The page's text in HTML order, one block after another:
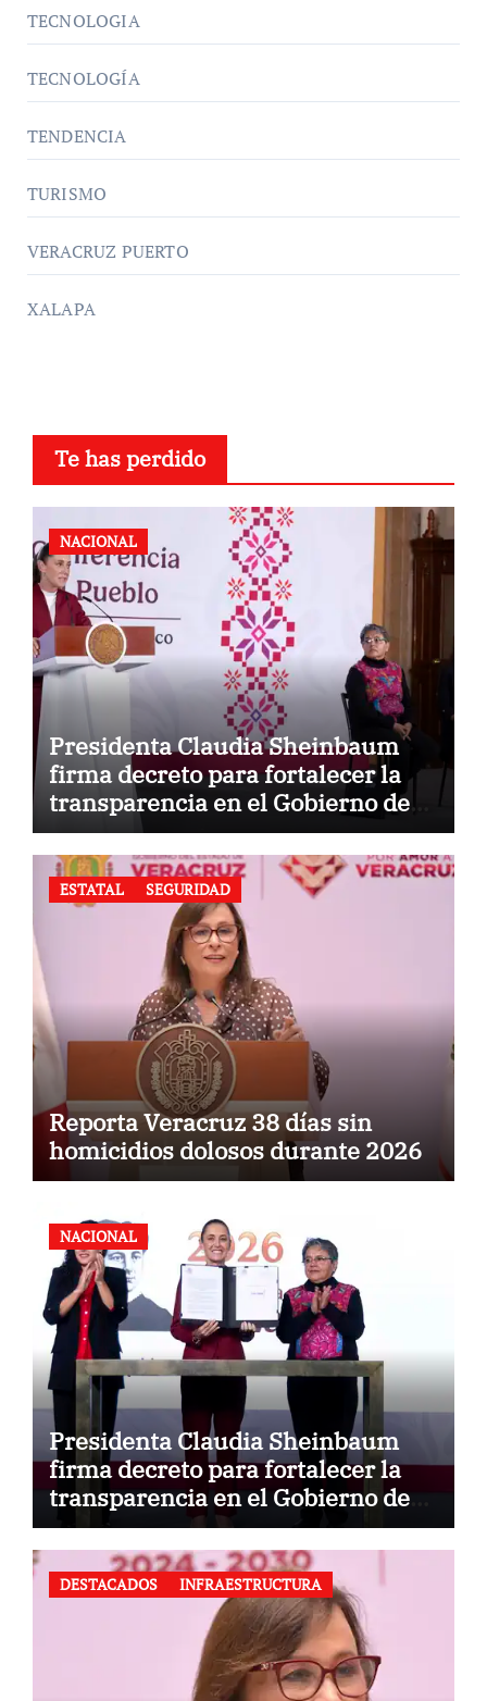
TECNOLOGIA
TECNOLOGÍA
TENDENCIA
TURISMO
VERACRUZ PUERTO
XALAPA
Te has perdido
NACIONAL
Presidenta Claudia Sheinbaum
firma decreto para fortalecer la
transparencia en el Gobierno de
México
ESTATAL SEGURIDAD
Reporta Veracruz 38 días sin
homicidios dolosos durante 2026
NACIONAL
Presidenta Claudia Sheinbaum
firma decreto para fortalecer la
transparencia en el Gobierno de
México
DESTACADOS INFRAESTRUCTURA